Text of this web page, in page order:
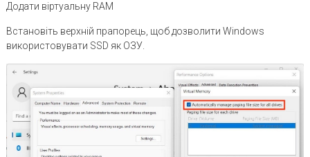
Додати віртуальну RAM
Встановіть верхній прапорець, щоб дозволити Windows
використовувати SSD як ОЗУ.